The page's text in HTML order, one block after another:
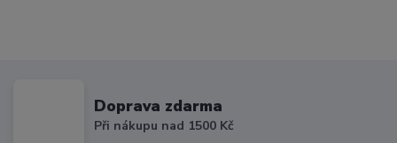
Doprava zdarma
Při nákupu nad 1500 Kč